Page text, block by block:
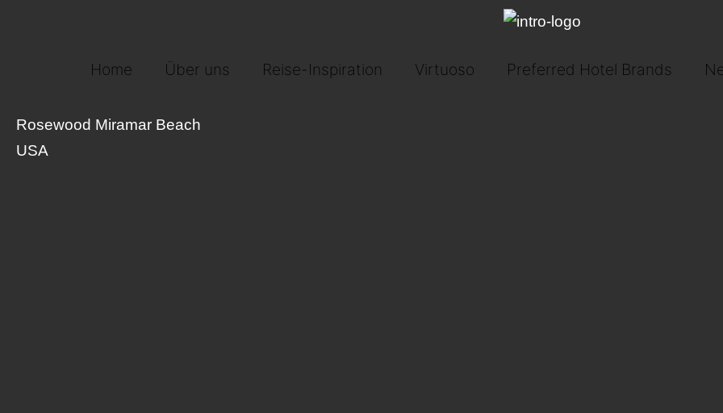
Home Über uns Reise-Inspiration Virtuoso Preferred Hotel Brands
Rosewood Miramar Beach
USA